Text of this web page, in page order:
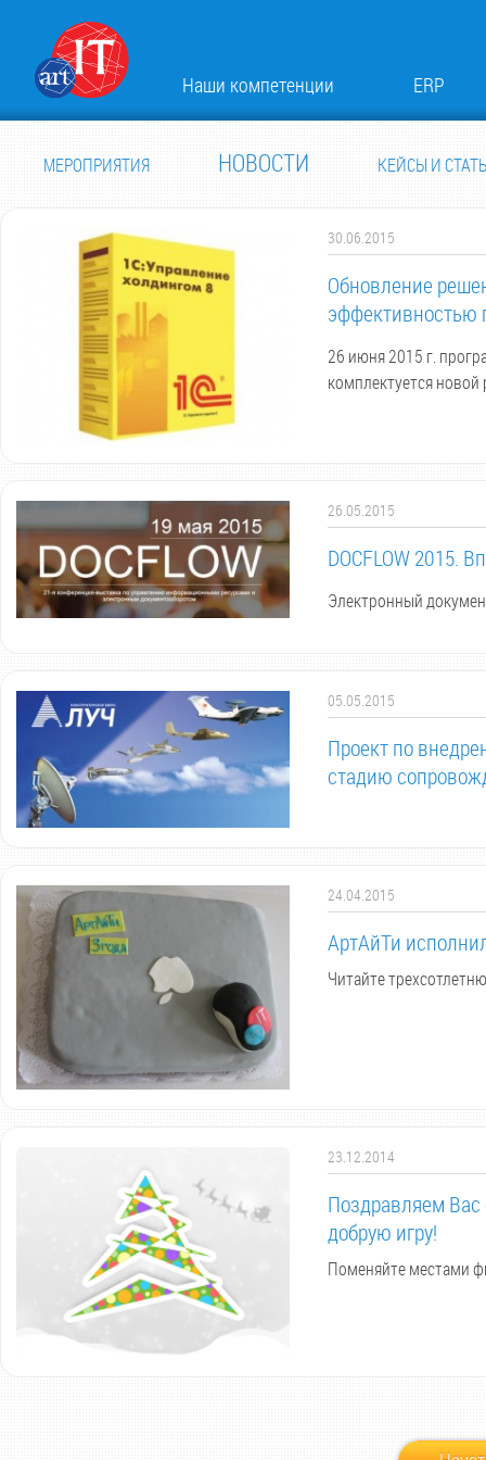
Наши компетенции ERP
МЕРОПРИЯТИЯ НОВОСТИ КЕЙСЫ И
30.06.2015
Обновление
эффективностью
26 июня 2015 г.
комплектуется
26.05.2015
DOCFLOW 2015.
Электронный
05.05.2015
Проект по
стадию
24.04.2015
АртАйТи
Читайте
23.12.2014
Поздравляем
добрую игру!
Поменяйте местами